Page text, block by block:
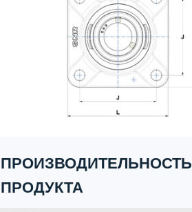
ПРОИЗВОДИТЕЛЬНОСТЬ
ПРОДУКТА